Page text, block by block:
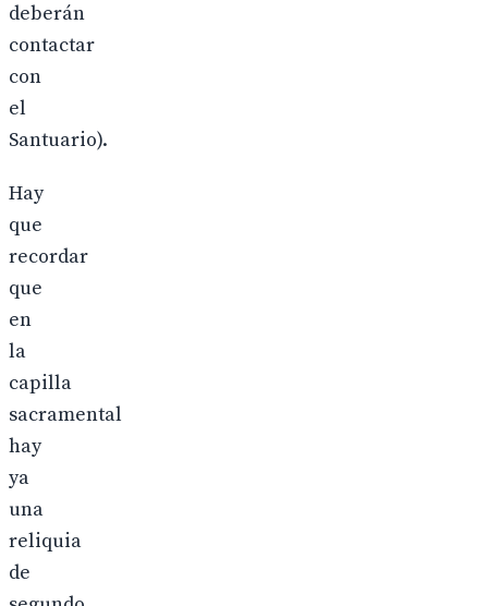
deberán
contactar
con
el
Santuario).
Hay
que
recordar
que
en
la
capilla
sacramental
hay
ya
una
reliquia
de